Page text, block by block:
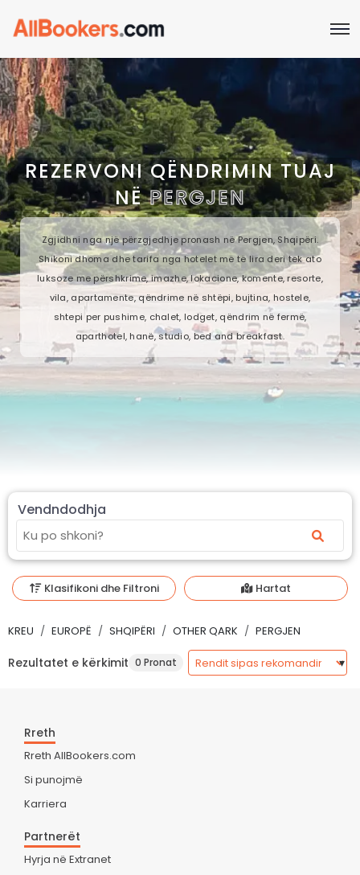
REZERVONI QËNDRIMIN TUAJ
NËPERGJEN
Zgjidhni nga një përzgjedhje pronash në Pergjen, Shqipëri.
Shikoni dhoma dhe tarifa nga hotelet më të lira deri tek ato
luksoze me përshkrime, imazhe, lokacione, komente, resorte,
vila, apartamente, qëndrime në shtëpi, bujtina, hostele,
shtepi per pushime, chalet, lodget, qëndrim në fermë,
aparthotel, hanë, studio, bed and breakfast.
Vendndodhja
Klasifikoni dhe Filtroni Hartat
KREU EUROPË SHQIPËRI OTHER QARK PERGJEN
Rezultatet e kërkimit 0 Pronat
Rreth
Rreth AllBookers.com
Si punojmë
Karriera
Partnerët
Hyrja në Extranet